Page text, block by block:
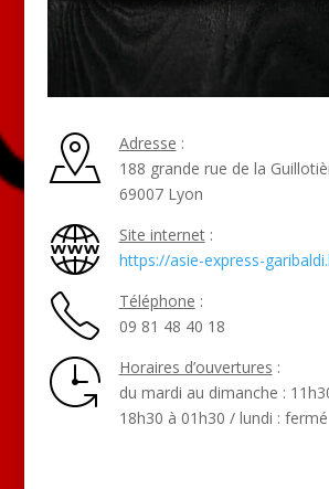
Adresse :
188 grande rue de la
69007 Lyon
Site internet:
https://asie-express-
Téléphone :
09 81 48 40 18
Horaires d’ouvertures :
du mardi au dimanche :
18h30 à 01h30 / lundi : fermé